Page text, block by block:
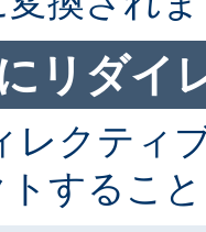
リダイ
レクティ
するこ